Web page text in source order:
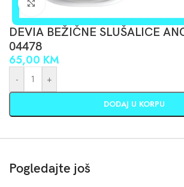
Click to enlarge
DEVIA BEŽIČNE SLUŠALICE
04478
65,00 KM
- +
DODAJ U KORPU
Pogledajte još